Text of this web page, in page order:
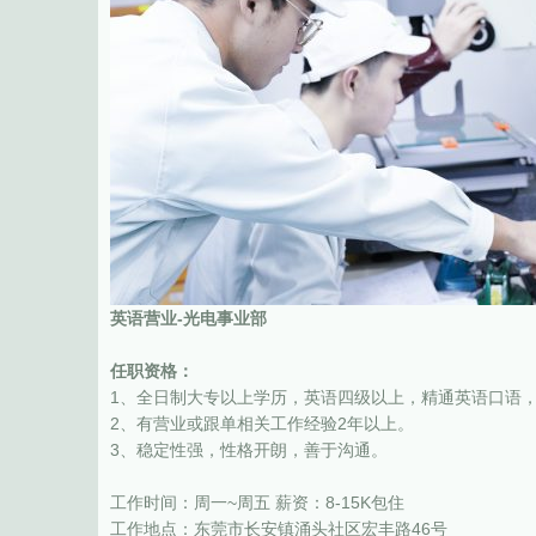
英语营业-光电事业部
任职资格：
1、全日制大专以上学历，英语四级以上，精通英语口语
2、有营业或跟单相关工作经验2年以上。
3、稳定性强，性格开朗，善于沟通。
工作时间：周一~周五 薪资：8-15K包住
工作地点：东莞市长安镇涌头社区宏丰路46号